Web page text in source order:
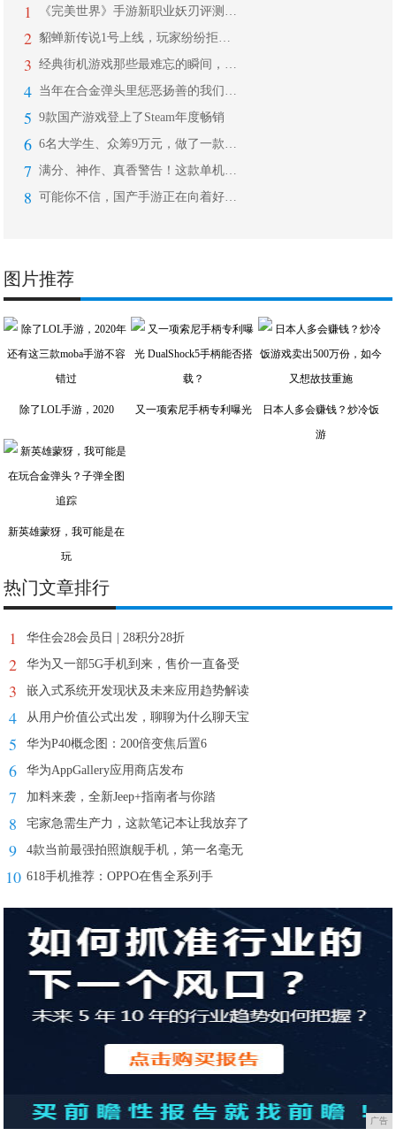
1 《完美世界》手游新职业妖刃评测：浮现
2 貂蝉新传说1号上线，玩家纷纷拒绝入手
3 经典街机游戏那些最难忘的瞬间，无数老
4 当年在合金弹头里惩恶扬善的我们，原来
5 9款国产游戏登上了Steam年度畅销
6 6名大学生、众筹9万元，做了一款好评
7 满分、神作、真香警告！这款单机游戏崇
8 可能你不信，国产手游正在向着好的方向
图片推荐
除了LOL手游，2020 又一项索尼手柄专利曝光
日本人多会赚钱？炒冷饭
游
新英雄蒙犽，我可能是在
玩
热门文章排行
1 华住会28会员日 | 28积分28折
2 华为又一部5G手机到来，售价一直备受
3 嵌入式系统开发现状及未来应用趋势解读
4 从用户价值公式出发，聊聊为什么聊天宝
5 华为P40概念图：200倍变焦后置6
6 华为AppGallery应用商店发布
7 加料来袭，全新Jeep+指南者与你踏
8 宅家急需生产力，这款笔记本让我放弃了
9 4款当前最强拍照旗舰手机，第一名毫无
10 618手机推荐：OPPO在售全系列手
广告